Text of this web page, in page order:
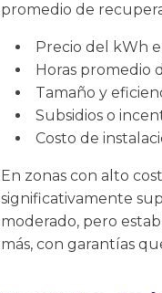
promedio de
Precio del kWh
Horas promedio
Tamaño y
Subsidios o
Costo de
En zonas con alto
significativamente
moderado, pero
más, con garantías